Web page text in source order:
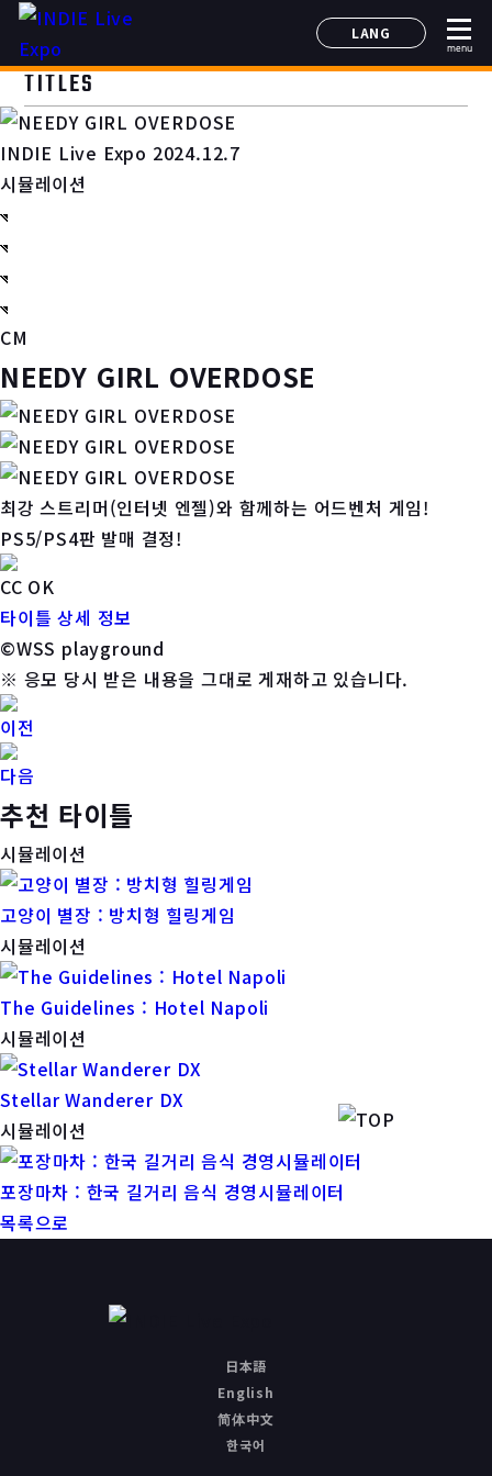
LANG
日本語
menu
TITLES
INDIE Live Expo 2024.12.7
시뮬레이션
CM
NEEDY GIRL OVERDOSE
최강 스트리머(인터넷 엔젤)와 함께하는 어드벤처 게임!
PS5/PS4판 발매 결정!
CC OK
타이틀 상세 정보
©WSS playground
※ 응모 당시 받은 내용을 그대로 게재하고 있습니다.
이전
다음
추천 타이틀
시뮬레이션
고양이 별장 : 방치형 힐링게임
시뮬레이션
The Guidelines : Hotel Napoli
시뮬레이션
Stellar Wanderer DX
시뮬레이션
포장마차 : 한국 길거리 음식 경영시뮬레이터
목록으로
日本語
English
简体中文
한국어